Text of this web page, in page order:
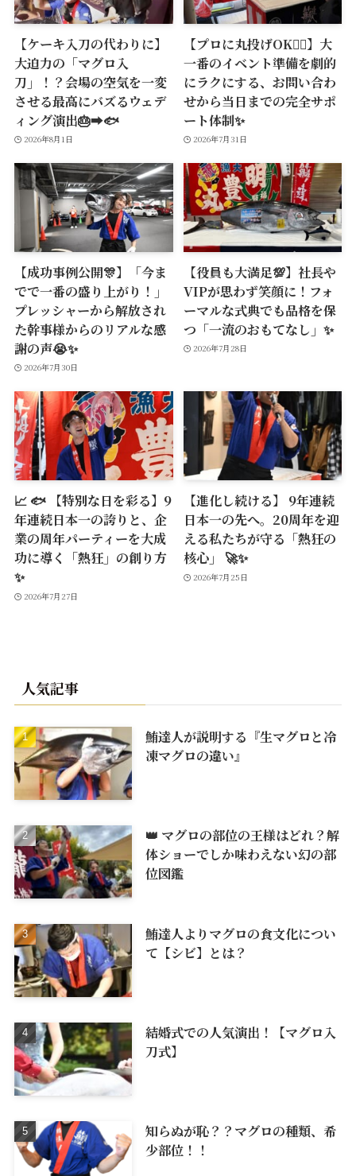
【ケーキ入刀の代わりに】
大迫力の「マグロ入
刀」！？会場の空気を一変
させる最高にバズるウェデ
ィング演出🎂➡️🐟
2026年8月1日
【プロに丸投げOK🙆‍♂️】大
一番のイベント準備を劇的
にラクにする、お問い合わ
せから当日までの完全サポ
ート体制✨
2026年7月31日
【成功事例公開🎊】「今ま
でで一番の盛り上がり！」
プレッシャーから解放され
た幹事様からのリアルな感
謝の声😭✨
2026年7月30日
【役員も大満足💯】社長や
VIPが思わず笑顔に！フォ
ーマルな式典でも品格を保
つ「一流のおもてなし」✨
2026年7月28日
📈 🐟 【特別な日を彩る】9
年連続日本一の誇りと、企
業の周年パーティーを大成
功に導く「熱狂」の創り方
✨
2026年7月27日
【進化し続ける】 9年連続
日本一の先へ。20周年を迎
える私たちが守る「熱狂の
核心」 🚀✨
2026年7月25日
人気記事
鮪達人が説明する『生マグロと冷
凍マグロの違い』
👑 マグロの部位の王様はどれ？解
体ショーでしか味わえない幻の部
位図鑑
鮪達人よりマグロの食文化につい
て【シビ】とは？
結婚式での人気演出！【マグロ入
刀式】
知らぬが恥？？マグロの種類、希
少部位！！